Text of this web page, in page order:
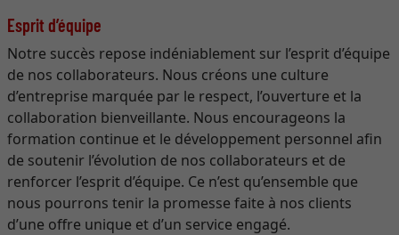
Esprit d’équipe
Notre succès repose indéniablement sur l’esprit d’équipe
de nos collaborateurs. Nous créons une culture
d’entreprise marquée par le respect, l’ouverture et la
collaboration bienveillante. Nous encourageons la
formation continue et le développement personnel afin
de soutenir l’évolution de nos collaborateurs et de
renforcer l’esprit d’équipe. Ce n’est qu’ensemble que
nous pourrons tenir la promesse faite à nos clients
d’une offre unique et d’un service engagé.